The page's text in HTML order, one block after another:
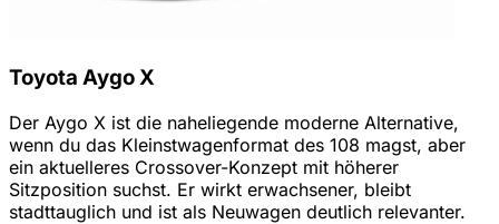
Toyota Aygo X
Der Aygo X ist die naheliegende moderne Alternative,
wenn du das Kleinstwagenformat des 108 magst, aber
ein aktuelleres Crossover-Konzept mit höherer
Sitzposition suchst. Er wirkt erwachsener, bleibt
stadttauglich und ist als Neuwagen deutlich relevanter.